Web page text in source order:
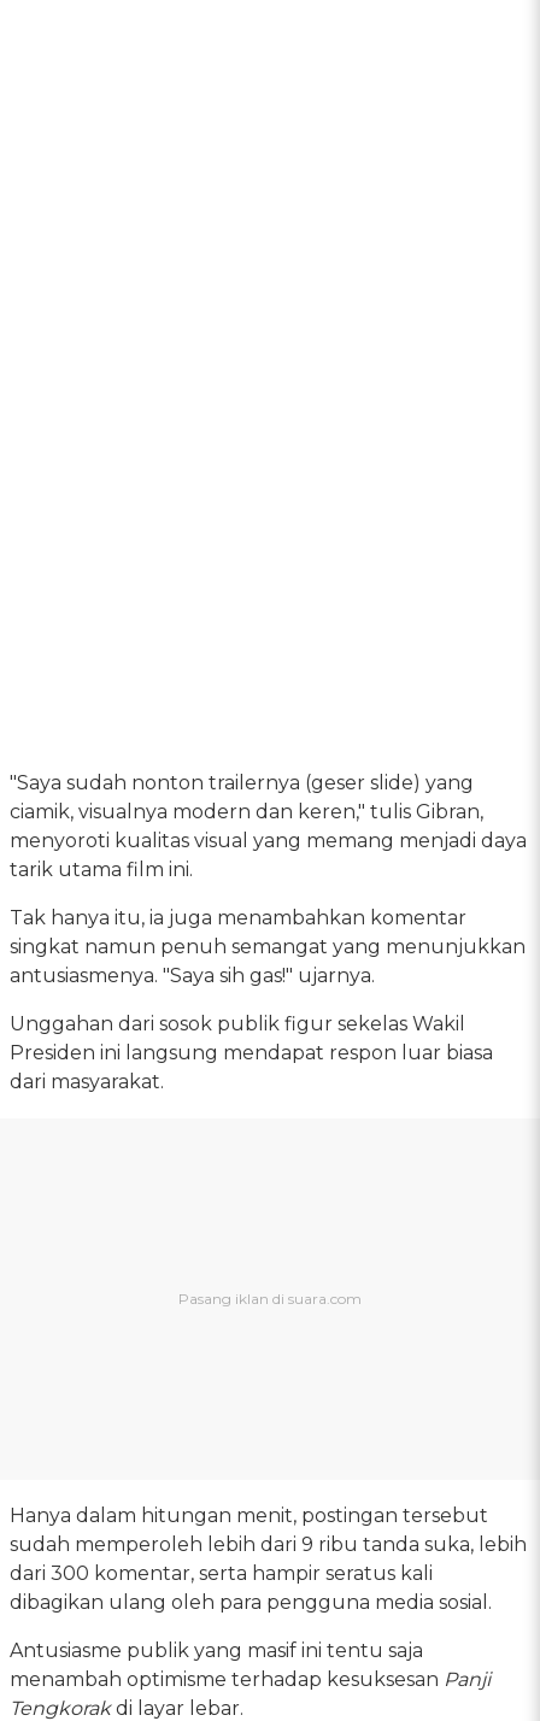
"Saya sudah nonton trailernya (geser slide) yang
ciamik, visualnya modern dan keren," tulis Gibran,
menyoroti kualitas visual yang memang menjadi daya
tarik utama film ini.
Tak hanya itu, ia juga menambahkan komentar
singkat namun penuh semangat yang menunjukkan
antusiasmenya. "Saya sih gas!" ujarnya.
Unggahan dari sosok publik figur sekelas Wakil
Presiden ini langsung mendapat respon luar biasa
dari masyarakat.
Hanya dalam hitungan menit, postingan tersebut
sudah memperoleh lebih dari 9 ribu tanda suka, lebih
dari 300 komentar, serta hampir seratus kali
dibagikan ulang oleh para pengguna media sosial.
Antusiasme publik yang masif ini tentu saja
menambah optimisme terhadap kesuksesan Panji
Tengkorakdi layar lebar.